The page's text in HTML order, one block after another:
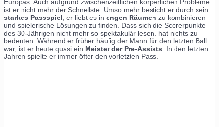
Europas. Auch aufgrund zwischenzeitlichen körperlichen Probleme
ist er nicht mehr der Schnellste. Umso mehr besticht er durch sein
starkes Passspiel , er liebt es in engen Räumen zu kombinieren
und spielerische Lösungen zu finden. Dass sich die Scorerpunkte
des 30-Jährigen nicht mehr so spektakulär lesen, hat nichts zu
bedeuten. Während er früher häufig der Mann für den letzten Ball
war, ist er heute quasi ein Meister der Pre-Assists . In den letzten
Jahren spielte er immer öfter den vorletzten Pass.